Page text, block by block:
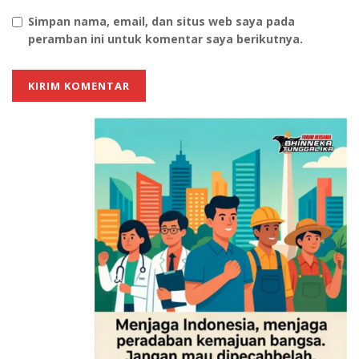
berharap bisa mendorong kebersihan lingkungan
sekaligus meningkatkan kesadaran masyarakat untuk
(Foto: dok. PT. Perusahaan Gas Negara Tbk (PGN)
Santiaji menjelaskan, pengumpulan sampah yang
melibatkan partisipasi aktif masyarakat tentu
membutuhkan sarana yang memadai agar prosesnya
Simpan nama, email, dan situs web saya pada
peramban ini untuk komentar saya berikutnya.